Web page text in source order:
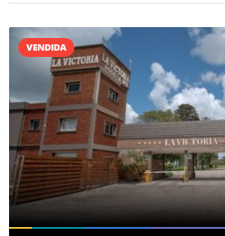
VENDIDA